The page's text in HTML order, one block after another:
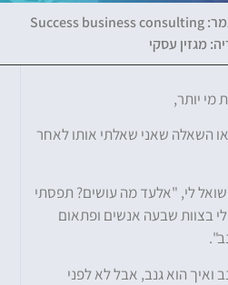
Success business consulting
מגזין עסקי
יותר,
השאלה שאני שאלתי אותו לאחר
לי, "אלעד מה עושים? תפסתי
בצוות שבעה אנשים ופתאום
ואיך הוא גנב, אבל לא לפני